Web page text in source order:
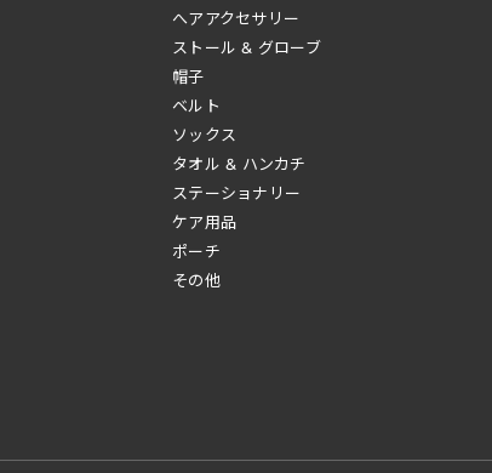
へアアクセサリー
ストール & グローブ
帽子
ベルト
ソックス
タオル & ハンカチ
ステーショナリー
ケア用品
ポーチ
その他